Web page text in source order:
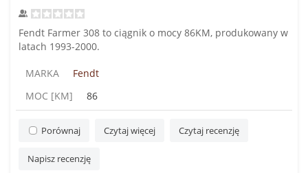
Fendt Farmer 308 to ciągnik o mocy 86KM, produkowany w
latach 1993-2000.
MARKA
Fendt
MOC [KM]
86
Porównaj Czytaj więcej Czytaj recenzję
Napisz recenzję